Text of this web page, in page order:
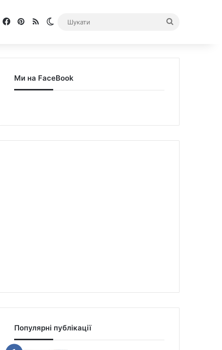
Facebook
Pinterest
RSS Switch skin
Ми на FaceBook
Популярні публікації